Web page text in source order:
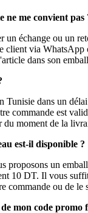
ne me convient pas
un échange ou un
client via WhatsApp
dans son
Tunisie dans un
commande est
du moment de la
est-il disponible ?
proposons un
10 DT. Il vous
commande ou de le
mon code promo